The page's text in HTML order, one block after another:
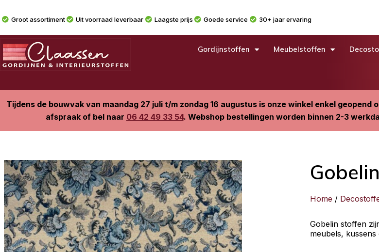
Groot assortiment Uit voorraad leverbaar Laagste prijs Goede service 30+ jaar ervaring
Gordijnstoffen Meubelstoffen
Tijdens de bouwvak van maandag 27 juli t/m zondag 16 augustus is onze winkel enkel geopend
afspraak of bel naar 06 42 49 33 54. Webshop bestellingen worden binnen 2-3
Home /
Gobelin stoffen
meubels,